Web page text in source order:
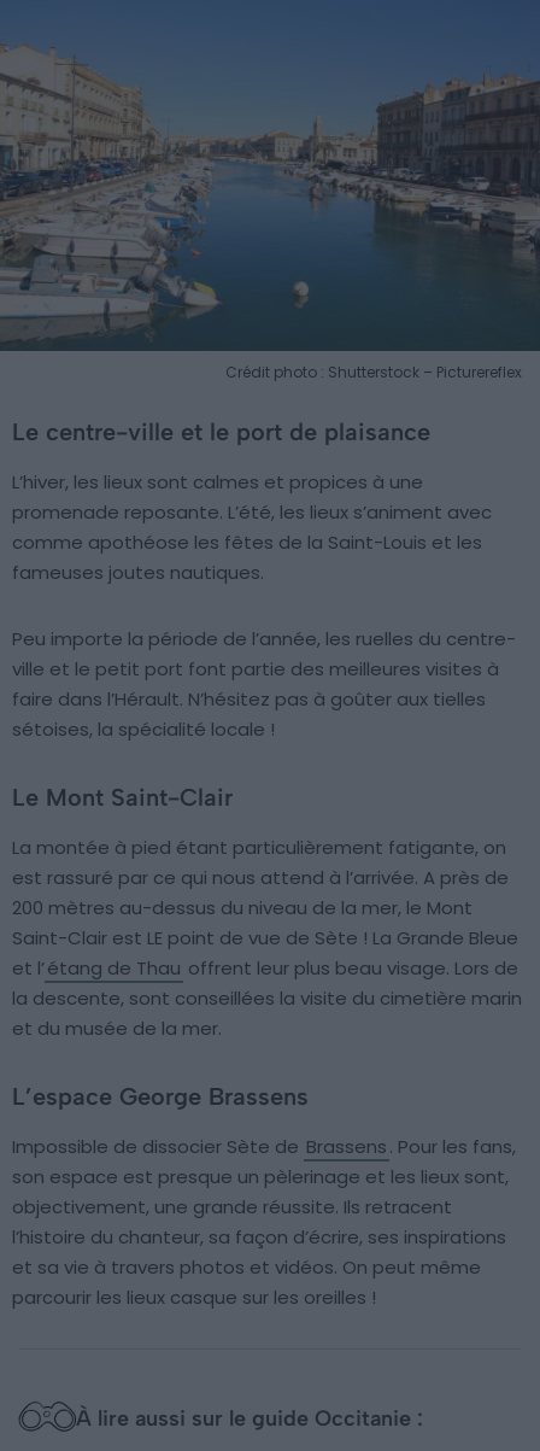
Crédit photo : Shutterstock – Picturereflex
Le centre-ville et le port de plaisance
L’hiver, les lieux sont calmes et propices à une
promenade reposante. L’été, les lieux s’animent avec
comme apothéose les fêtes de la Saint-Louis et les
fameuses joutes nautiques.
Peu importe la période de l’année, les ruelles du centre-
ville et le petit port font partie des meilleures visites à
faire dans l’Hérault. N’hésitez pas à goûter aux tielles
sétoises, la spécialité locale !
Le Mont Saint-Clair
La montée à pied étant particulièrement fatigante, on
est rassuré par ce qui nous attend à l’arrivée. A près de
200 mètres au-dessus du niveau de la mer, le Mont
Saint-Clair est LE point de vue de Sète ! La Grande Bleue
et l’étang de Thau offrent leur plus beau visage. Lors de
la descente, sont conseillées la visite du cimetière marin
et du musée de la mer.
L’espace George Brassens
Impossible de dissocier Sète de Brassens. Pour les fans,
son espace est presque un pèlerinage et les lieux sont,
objectivement, une grande réussite. Ils retracent
l’histoire du chanteur, sa façon d’écrire, ses inspirations
et sa vie à travers photos et vidéos. On peut même
parcourir les lieux casque sur les oreilles !
À lire aussi sur le guide Occitanie :